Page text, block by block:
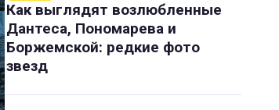
Как выглядят возлюбленные
Дантеса, Пономарева и
Боржемской: редкие фото
звезд